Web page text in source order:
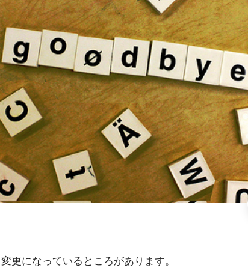
更になっているところがあります。